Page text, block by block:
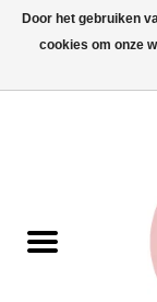
Aan tafel
Door het gebruiken
cookies om onze